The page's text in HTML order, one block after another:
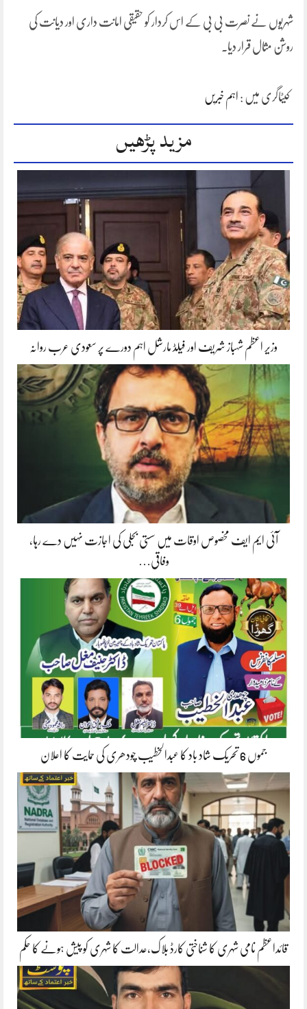
شہریوں نے نصرت بی بی کے اس کردار کو حقیقی امانت داری اور دیانت کی
روشن مثال قرار دیا۔
کیٹاگری میں : اہم خبریں
مزید پڑھیں
وزیر اعظم شہباز شریف اور فیلڈ مارشل اہم دورے پر سعودی عرب روانہ
آئی ایم ایف مخصوص اوقات میں سستی بجلی کی اجازت نہیں دے رہا،
وفاقی…
جموں 6 تحریک شاد باد کا عبدالخطیب چودھری کی حمایت کا اعلان
قائداعظم نامی شہری کا شناختی کارڈ بلاک،عدالت کا شہری کو پیش ہونے کا حکم